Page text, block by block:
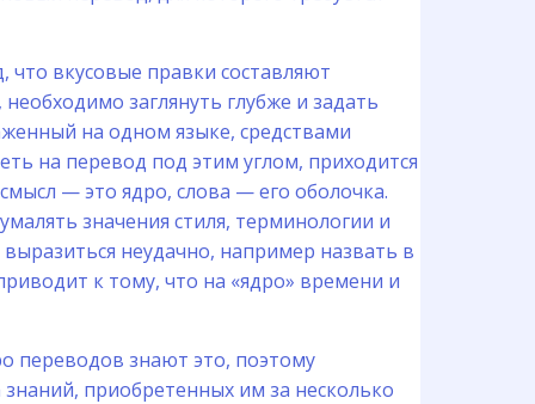
вкусовые правки составляют
заглянуть глубже и задать
на одном языке, средствами
на перевод под этим углом, приходится
— это ядро, слова — его оболочка.
значения стиля, терминологии и
неудачно, например назвать в
к тому, что на «ядро» времени и
переводов знают это, поэтому
приобретенных им за несколько